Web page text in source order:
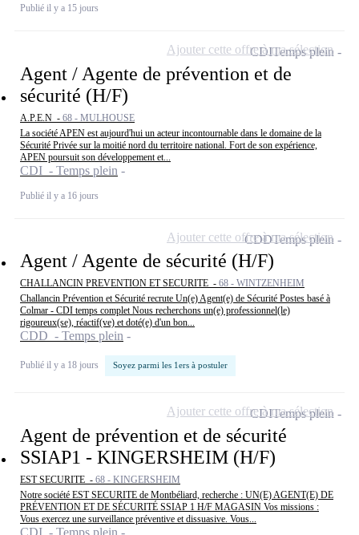
Publié il y a 15 jours
Agent / Agente de prévention et de
sécurité (H/F)
A.P.E.N - 68 - MULHOUSE
La société APEN est aujourd'hui un acteur incontournable dans le domaine de la
Sécurité Privée sur la moitié nord du territoire national. Fort de son expérience,
APEN poursuit son développement et...
CDI - Temps plein
Publié il y a 16 jours
CDITemps plein
Ajouter cette offre à ma sélection
Agent / Agente de sécurité (H/F)
CHALLANCIN PREVENTION ET SECURITE - 68 - WINTZENHEIM
Challancin Prévention et Sécurité recrute Un(e) Agent(e) de Sécurité Postes basé à
Colmar - CDI temps complet Nous recherchons un(e) professionnel(le)
rigoureux(se), réactif(ve) et doté(e) d'un bon...
CDD - Temps plein
Publié il y a 18 jours Soyez parmi les 1ers à postuler
CDDTemps plein
Ajouter cette offre à ma sélection
Agent de prévention et de sécurité
SSIAP1 - KINGERSHEIM (H/F)
EST SECURITE - 68 - KINGERSHEIM
Notre société EST SECURITE de Montbéliard, recherche : UN(E) AGENT(E) DE
PRÉVENTION ET DE SÉCURITÉ SSIAP 1 H/F MAGASIN Vos missions :
Vous exercez une surveillance préventive et dissuasive. Vous...
CDITemps plein
Ajouter cette offre à ma sélection